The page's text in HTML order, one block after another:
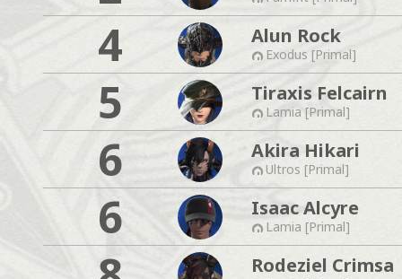
4 Alun Rock
Exodus [Primal]
5 Tiraxis Felcairn
Lamia [Primal]
6 Akira Hikari
Ultros [Primal]
6 Isaac Alcyre
Lamia [Primal]
Rodeziel Crimsa